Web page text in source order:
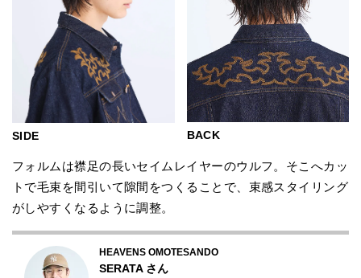
SIDE BACK
フォルムは襟足の長いセイムレイヤーのウルフ。そこへカッ
トで毛束を間引いて隙間をつくることで、束感スタイリング
がしやすくなるように調整。
HEAVENS OMOTESANDO
SERATAさん